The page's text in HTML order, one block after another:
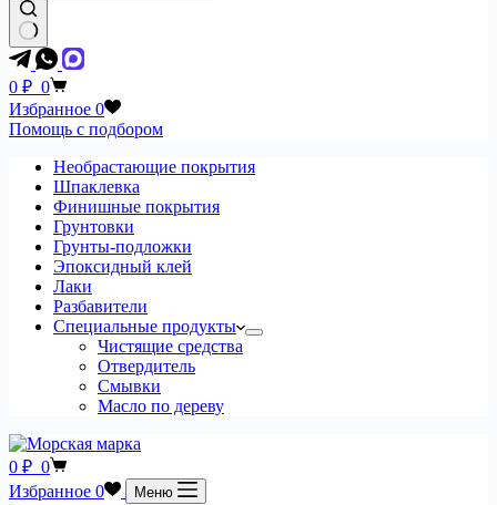
Ничего
не
найдено
Корзина
0 ₽ 0
Избранное 0
Помощь с подбором
Необрастающие покрытия
Шпаклевка
Финишные покрытия
Грунтовки
Грунты-подложки
Эпоксидный клей
Лаки
Разбавители
Специальные продукты
Чистящие средства
Отвердитель
Смывки
Масло по дереву
Корзина
0 ₽ 0
Избранное 0 Меню